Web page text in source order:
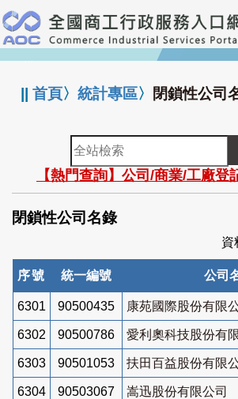
跳
到
主
要
:::
||首頁〉統計專區〉 閉鎖性公司
全
站
檢
索
【熱門查詢】公司/商業/工廠登
閉鎖性公司名錄
資
序號 統一編號 公司
6301 90500435 康苑國際股份有限
6302 90500786 愛利奧科技股份有
6303 90501053 扶田百益股份有限
6304 90503067 嵩迅股份有限公司